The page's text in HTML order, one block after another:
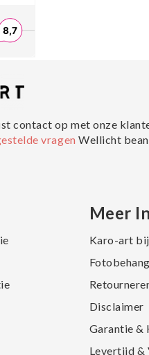
contact op met onze
vragenWellicht
Meer
Karo-art
Disclaimer
Garantie &
Levertijd &